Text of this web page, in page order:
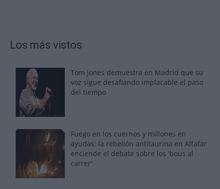
Los más vistos
Tom Jones demuestra en Madrid que su
voz sigue desafiando implacable el paso
del tiempo
Fuego en los cuernos y millones en
ayudas: la rebelión antitaurina en Alfafar
enciende el debate sobre los 'bous al
carrer'